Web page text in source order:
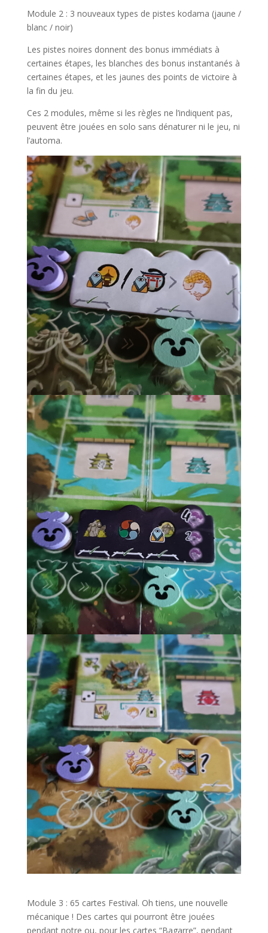
Module 2 : 3 nouveaux types de pistes kodama (jaune /
blanc / noir)
Les pistes noires donnent des bonus immédiats à
certaines étapes, les blanches des bonus instantanés à
certaines étapes, et les jaunes des points de victoire à
la fin du jeu.
Ces 2 modules, même si les règles ne l’indiquent pas,
peuvent être jouées en solo sans dénaturer ni le jeu, ni
l’automa.
Module 3 : 65 cartes Festival. Oh tiens, une nouvelle
mécanique ! Des cartes qui pourront être jouées
pendant notre ou, pour les cartes “Bagarre”, pendant